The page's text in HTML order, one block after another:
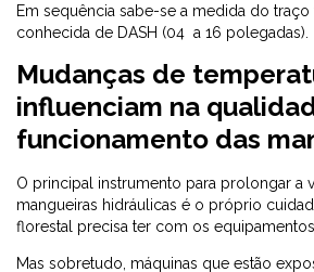
Em sequência sabe-se a medida do
conhecida de DASH (04 a 16 polegadas).
Mudanças de
influenciam na
funcionamento das
O principal instrumento para prolongar a
mangueiras hidráulicas é o próprio
florestal precisa ter com os equipamentos.
Mas sobretudo, máquinas que estão